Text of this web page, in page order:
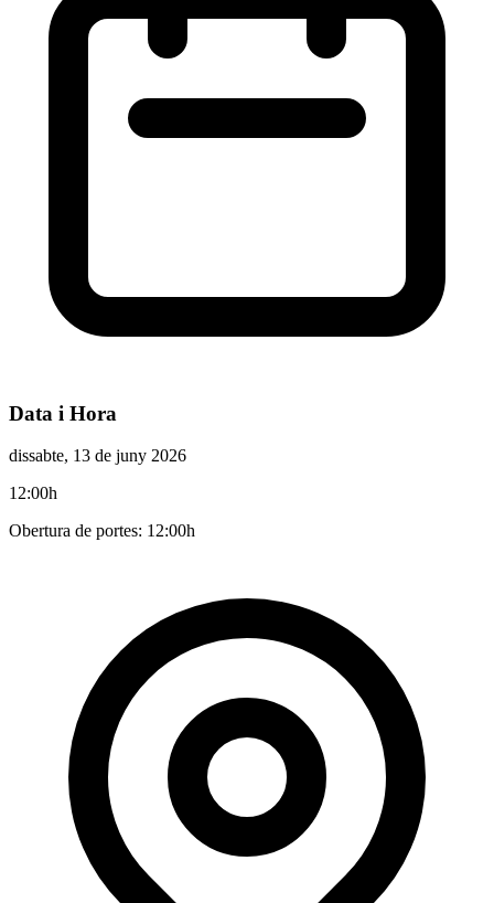
Data i Hora
dissabte, 13 de juny 2026
12:00h
Obertura de portes: 12:00h